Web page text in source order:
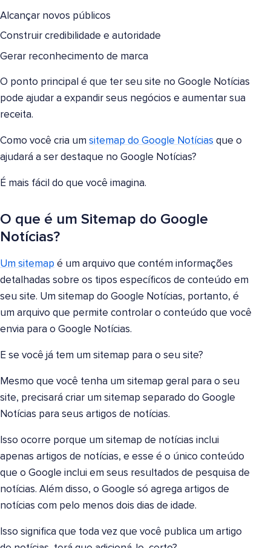
Alcançar novos públicos
Construir credibilidade e autoridade
Gerar reconhecimento de marca
O ponto principal é que ter seu site no Google Notícias
pode ajudar a expandir seus negócios e aumentar sua
receita.
Como você cria um sitemap do Google Notícias que o
ajudará a ser destaque no Google Notícias?
É mais fácil do que você imagina.
O que é um Sitemap do Google
Notícias?
Um sitemap é um arquivo que contém informações
detalhadas sobre os tipos específicos de conteúdo em
seu site. Um sitemap do Google Notícias, portanto, é
um arquivo que permite controlar o conteúdo que você
envia para o Google Notícias.
E se você já tem um sitemap para o seu site?
Mesmo que você tenha um sitemap geral para o seu
site, precisará criar um sitemap separado do Google
Notícias para seus artigos de notícias.
Isso ocorre porque um sitemap de notícias inclui
apenas artigos de notícias, e esse é o único conteúdo
que o Google inclui em seus resultados de pesquisa de
notícias. Além disso, o Google só agrega artigos de
notícias com pelo menos dois dias de idade.
Isso significa que toda vez que você publica um artigo